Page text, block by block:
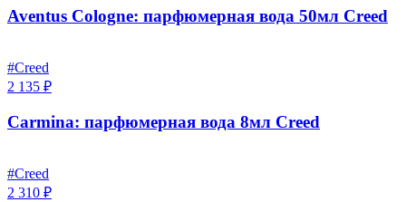
Aventus Cologne: парфюмерная вода 50мл Creed
#Creed
2 135 ₽
Carmina: парфюмерная вода 8мл Creed
#Creed
2 310 ₽